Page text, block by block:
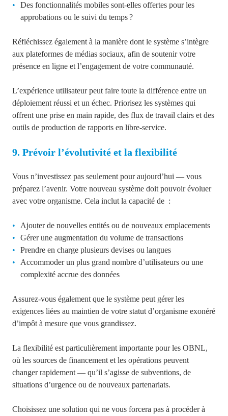
Des fonctionnalités mobiles sont-elles offertes pour les
approbations ou le suivi du temps ?
Réfléchissez également à la manière dont le système s’intègre
aux plateformes de médias sociaux, afin de soutenir votre
présence en ligne et l’engagement de votre communauté.
L’expérience utilisateur peut faire toute la différence entre un
déploiement réussi et un échec. Priorisez les systèmes qui
offrent une prise en main rapide, des flux de travail clairs et des
outils de production de rapports en libre-service.
9. Prévoir l’évolutivité et la flexibilité
Vous n’investissez pas seulement pour aujourd’hui — vous
préparez l’avenir. Votre nouveau système doit pouvoir évoluer
avec votre organisme. Cela inclut la capacité de :
Ajouter de nouvelles entités ou de nouveaux emplacements
Gérer une augmentation du volume de transactions
Prendre en charge plusieurs devises ou langues
Accommoder un plus grand nombre d’utilisateurs ou une
complexité accrue des données
Assurez-vous également que le système peut gérer les
exigences liées au maintien de votre statut d’organisme exonéré
d’impôt à mesure que vous grandissez.
La flexibilité est particulièrement importante pour les OBNL,
où les sources de financement et les opérations peuvent
changer rapidement — qu’il s’agisse de subventions, de
situations d’urgence ou de nouveaux partenariats.
Choisissez une solution qui ne vous forcera pas à procéder à